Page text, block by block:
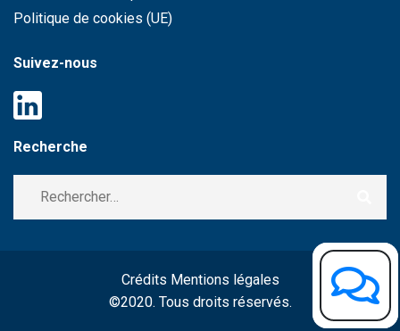
Politique de cookies (UE)
Suivez-nous
Recherche
Crédits Mentions légales
©2020. Tous droits réservés.